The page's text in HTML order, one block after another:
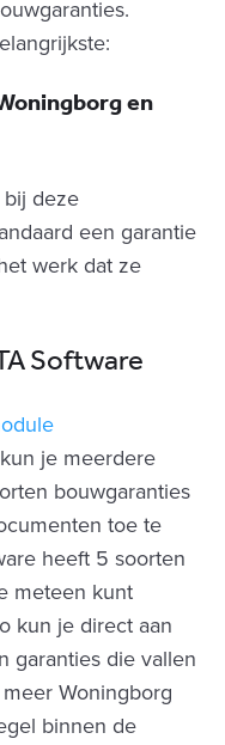
en
bij deze
een garantie
werk dat ze
Software
je meerdere
bouwgaranties
toe te
heeft 5 soorten
meteen kunt
kun je direct aan
garanties die vallen
Woningborg
binnen de